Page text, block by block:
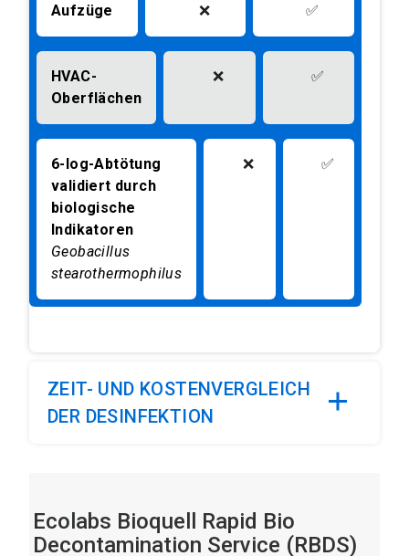
Aufzüge ❌ ✅
HVAC-
Oberflächen
❌ ✅
6-log-Abtötung
validiert durch
biologische
Indikatoren
Geobacillus
stearothermophilus
❌ ✅
ZEIT- UND KOSTENVERGLEICH
DER DESINFEKTION
Ecolabs Bioquell Rapid Bio
Decontamination Service (RBDS)